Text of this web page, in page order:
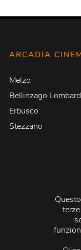
ARCADIA
Melzo
Bellinzago
Erbusco
Stezzano